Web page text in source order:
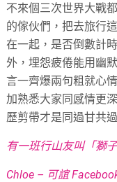
不來個三次世界大戰
的傢伙們，把去旅行
在一起，是否倒數計
外，埋怨疲倦能用幽
言一齊爆兩句粗就心
加熟悉大家同感情更
歷剪帶才是同過甘共過
有一班行山友叫「獅
Chloe – 可誼